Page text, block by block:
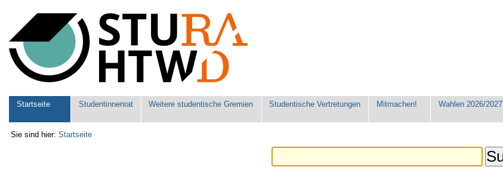
Werkzeuge
Sektionen
Startseite Studentinnenrat Weitere studentische Gremien Studentische Vertretungen Mitmachen! Wahlen 2026/2027
Sie sind hier: Startseite